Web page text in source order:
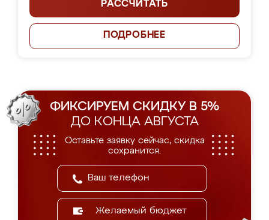
РАССЧИТАТЬ
ПОДРОБНЕЕ
ФИКСИРУЕМ СКИДКУ В 5%
ДО КОНЦА АВГУСТА
Оставьте заявку сейчас, скидка
сохранится.
Желаемый бюджет